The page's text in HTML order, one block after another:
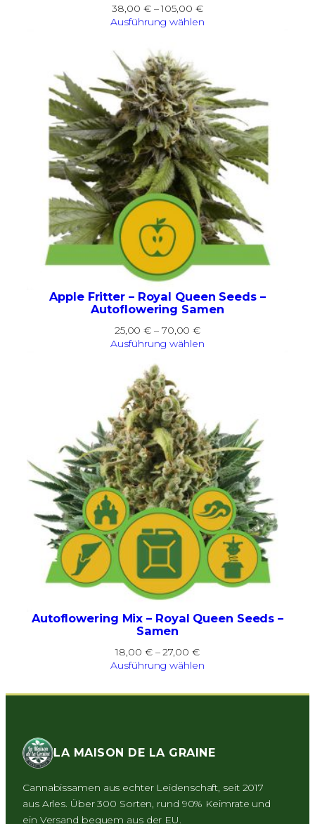
38,00 € –105,00 €Preisspanne:
38,00 €
Ausführung wählen
Apple Fritter – Royal Queen Seeds –
Autoflowering Samen
25,00€ – 70,00€Preisspanne:
25,00 €
Ausführung wählen
Autoflowering Mix – Royal Queen Seeds –
Samen
18,00 € –27,00 €Preisspanne:
18,00 €
27,00 €
Ausführung wählen
LA MAISON DE LA GRAINE
Cannabissamen aus echter Leidenschaft, seit 2017
aus Arles. Über 300 Sorten, rund 90% Keimrate und
ein Versand bequem aus der EU.